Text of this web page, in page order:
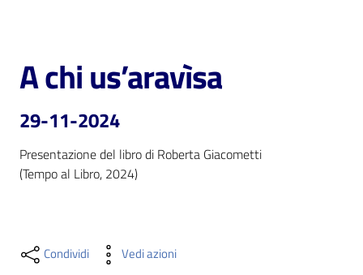
Cosa
puoi
fare
Salta al contenuto
A chi us’aravìsa
29-11-2024
Presentazione del libro di Roberta Giacometti
(Tempo al Libro, 2024)
Condividi Vedi azioni